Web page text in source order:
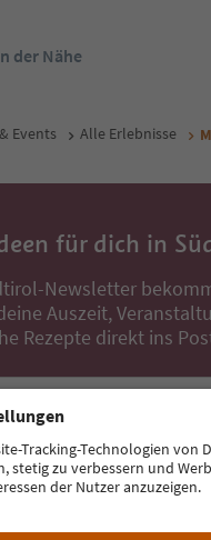
der Nähe
Events Alle Erlebnisse
für dich in
Newsletter
Auszeit,
Rezepte direkt ins
Jetzt anmelden